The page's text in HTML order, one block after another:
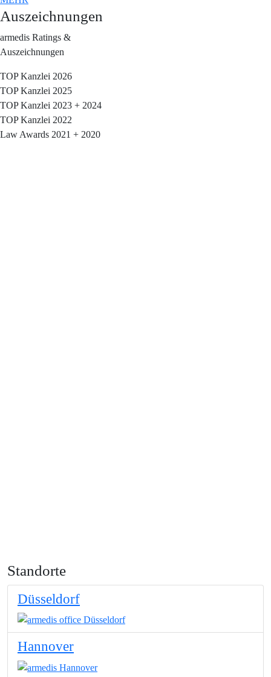
Auszeichnungen
armedis Ratings &
Auszeichnungen
TOP Kanzlei 2026
TOP Kanzlei 2025
TOP Kanzlei 2023 + 2024
TOP Kanzlei 2022
Law Awards 2021 + 2020
Standorte
Düsseldorf
Hannover